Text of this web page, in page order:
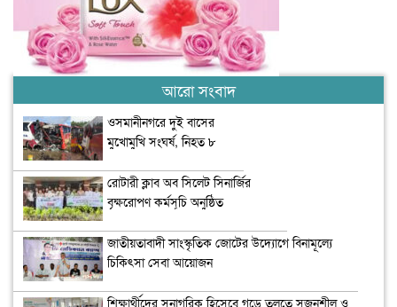
আরো সংবাদ
ওসমানীনগরে দুই বাসের
মুখোমুখি সংঘর্ষ, নিহত ৮
রোটারী ক্লাব অব সিলেট সিনার্জির
বৃক্ষরোপণ কর্মসূচি অনুষ্ঠিত
জাতীয়তাবাদী সাংস্কৃতিক জোটের উদ্যোগে বিনামূল্যে
চিকিৎসা সেবা আয়োজন
শিক্ষার্থীদের সুনাগরিক হিসেবে গড়ে তুলতে সৃজনশীল ও